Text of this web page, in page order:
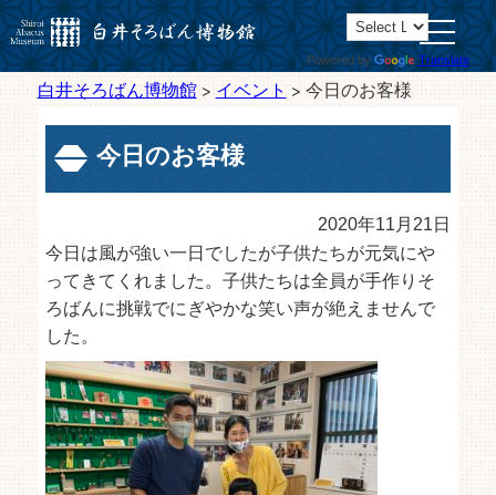
Powered by Translate
toggle
白井そろばん博物館> イベント > 今日のお客様
今日のお客様
2020年11月21日
今日は風が強い一日でしたが子供たちが元気にや
ってきてくれました。子供たちは全員が手作りそ
ろばんに挑戦でにぎやかな笑い声が絶えませんで
した。